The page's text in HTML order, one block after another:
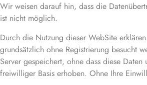
Wir weisen darauf hin, dass die
ist nicht möglich.
Durch die Nutzung dieser WebSite
grundsätzlich ohne Registrierung besucht
Server gespeichert, ohne dass diese
freiwilliger Basis erhoben. Ohne Ihre